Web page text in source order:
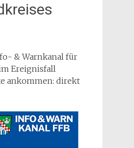
& Warnkanal für
Ereignisfall
ankommen: direkt